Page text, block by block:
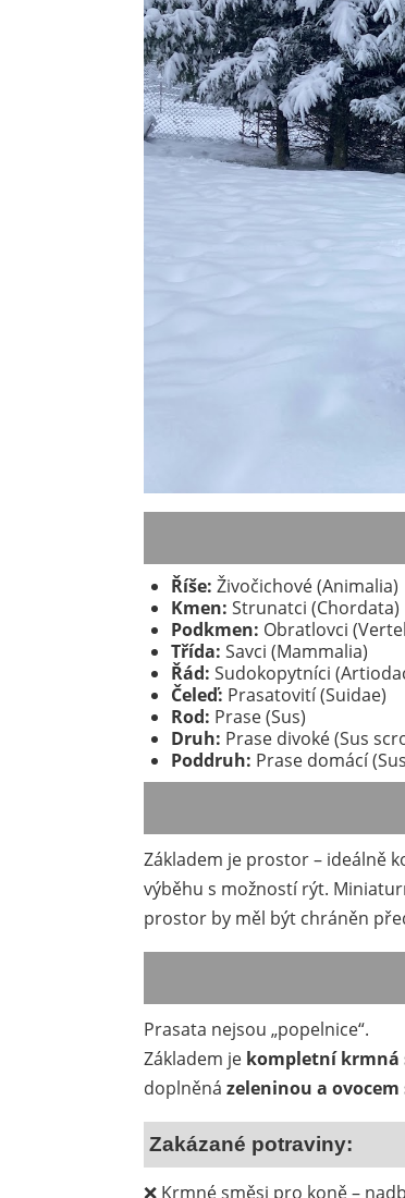
Říše: Živočichové (Animalia)
Kmen: Strunatci (Chordata)
Podkmen: Obratlovci
Třída: Savci (Mammalia)
Řád: Sudokopytníci
Čeleď: Prasatovití (Suidae)
Rod: Prase (Sus)
Druh: Prase divoké (Sus
Poddruh: Prase domácí
Základem je prostor – ideálně
výběhu s možností rýt.
prostor by měl být chráněn
Prasata nejsou „popelnice“.
Základem je kompletní krmná
doplněná zeleninou a
Zakázané potraviny:
❌ Krmné směsi pro koně –